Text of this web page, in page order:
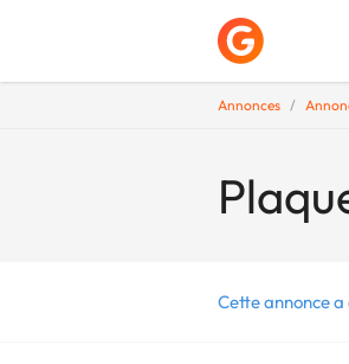
Annonces
Cette annonce a